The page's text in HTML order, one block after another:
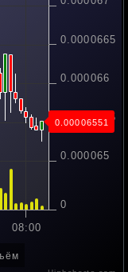
08:00
0.00006551